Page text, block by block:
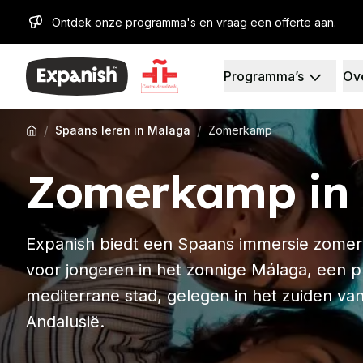
Ontdek onze programma's en vraag een offerte aan.
Spaanse Scholen
Barcelona
Spaanse school in
Groepslessen Spaans
Avondgroepscursus
Langdurige cursussen
30+ Programma
50+ Programma
Examenvoorbereiding
Examenvoorbereiding
Privélessen
Madrid
Spaanse school Madrid
Groepslessen Spaans
Programma’s
Wie wij zijn
Ons team
Onze impact
Carrières
Waarom uitbreiden
Lesmethoden
Accreditaties
Gezondheid en
Duurzaamheid
Diversiteit en
Studentenervaring
Getuigenissen
Onze studiecentra
Partners
/ Spaans leren in Malaga / Zomerkamp
Zomerkamp in
Expanish biedt een Spaans immersie
voor jongeren in het zonnige Málaga, een
mediterrane stad, gelegen in het zuiden
Andalusië.